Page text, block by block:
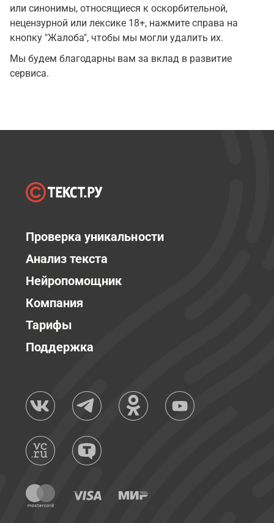
или синонимы, относящиеся к оскорбительной,
нецензурной или лексике 18+, нажмите справа на
кнопку "Жалоба", чтобы мы могли удалить их.
Мы будем благодарны вам за вклад в развитие
сервиса.
Проверка уникальности
Анализ текста
Нейропомощник
Компания
Тарифы
Поддержка